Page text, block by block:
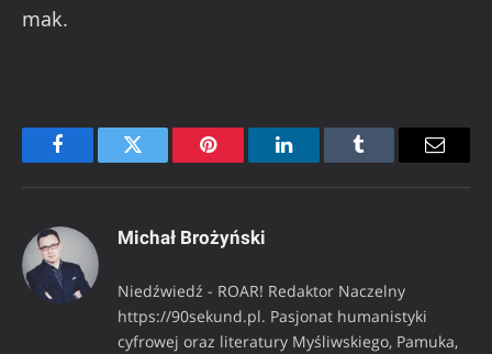
mak.
FacebookTwitter Pinterest LinkedInTumblr Email
Michał Brożyński
Niedźwiedź - ROAR! Redaktor Naczelny
https://90sekund.pl. Pasjonat humanistyki
cyfrowej oraz literatury Myśliwskiego, Pamuka,